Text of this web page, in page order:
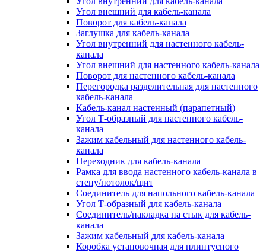
Угол внешний для кабель-канала
Поворот для кабель-канала
Заглушка для кабель-канала
Угол внутренний для настенного кабель-
канала
Угол внешний для настенного кабель-канала
Поворот для настенного кабель-канала
Перегородка разделительная для настенного
кабель-канала
Кабель-канал настенный (парапетный)
Угол Т-образный для настенного кабель-
канала
Зажим кабельный для настенного кабель-
канала
Переходник для кабель-канала
Рамка для ввода настенного кабель-канала в
стену/потолок/щит
Соединитель для напольного кабель-канала
Угол Т-образный для кабель-канала
Соединитель/накладка на стык для кабель-
канала
Зажим кабельный для кабель-канала
Коробка установочная для плинтусного